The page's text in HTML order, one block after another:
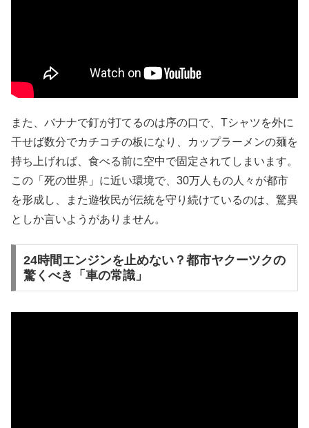
また、バナナで釘が打てるのは序の口で、Tシャツを外に
干せば数分でカチコチの板になり、カップラーメンの麺を
持ち上げれば、食べる前に空中で固定されてしまいます。
この「死の世界」に近い環境で、30万人もの人々が都市
を形成し、また遊牧民が伝統を守り続けているのは、驚異
としか言いようがありません。
24時間エンジンを止めない？都市ヤクーツクの
驚くべき「車の常識」